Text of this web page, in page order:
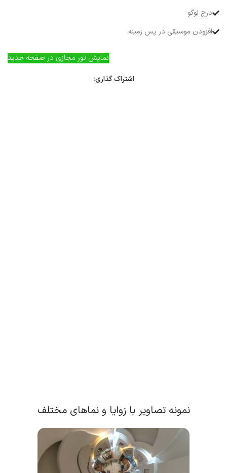
درج لوگو
افزودن موسیقی در پس زمینه
نمایش تور مجازی در صفحه جدید
اشتراک گذاری:
نمونه تصاویر با زوایا و نماهای مختلف